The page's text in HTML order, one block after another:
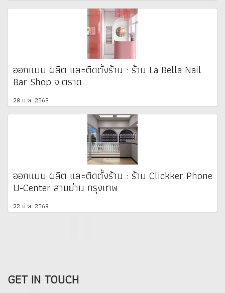
ออกแบบ ผลิต และติดตั้งร้าน : ร้าน La Bella Nail
Bar Shop จ.ตราด
28 ม.ค. 2563
ออกแบบ ผลิต และติดตั้งร้าน : ร้าน Clickker Phone
U-Center สามย่าน กรุงเทพ
22 มี.ค. 2569
GET IN TOUCH